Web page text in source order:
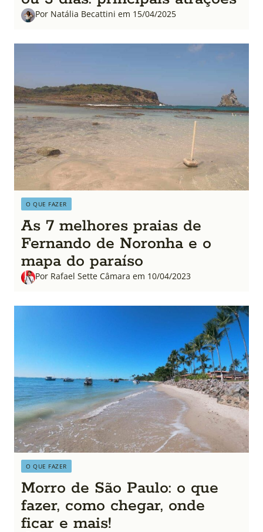
Por Natália Becattini em 15/04/2025
O QUE FAZER
As 7 melhores praias de
Fernando de Noronha e o
mapa do paraíso
Por Rafael Sette Câmara em 10/04/2023
O QUE FAZER
Morro de São Paulo: o que
fazer, como chegar, onde
ficar e mais!